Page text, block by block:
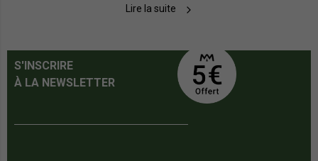
Faites votre choix même dans la soie.
Lire la suite
S'INSCRIRE
À LA NEWSLETTER